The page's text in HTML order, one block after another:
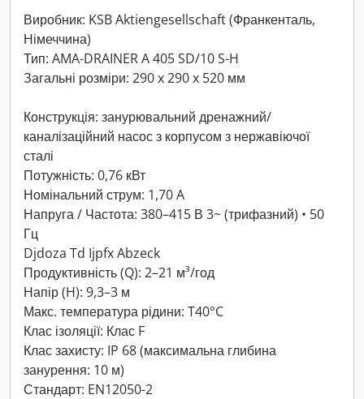
Виробник: KSB Aktiengesellschaft (Франкенталь,
Німеччина)
Тип: AMA-DRAINER A 405 SD/10 S-H
Загальні розміри: 290 x 290 x 520 мм
Конструкція: занурювальний дренажний/
каналізаційний насос з корпусом з нержавіючої
сталі
Потужність: 0,76 кВт
Номінальний струм: 1,70 A
Напруга / Частота: 380–415 В 3~ (трифазний) • 50
Гц
Djdoza Td Ijpfx Abzeck
Продуктивність (Q): 2–21 м³/год
Напір (H): 9,3–3 м
Макс. температура рідини: T40°C
Клас ізоляції: Клас F
Клас захисту: IP 68 (максимальна глибина
занурення: 10 м)
Стандарт: EN12050-2